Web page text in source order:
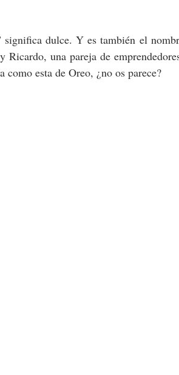
dulce. Y es también el
Ricardo, una pareja de
como esta de Oreo, ¿no os parece?